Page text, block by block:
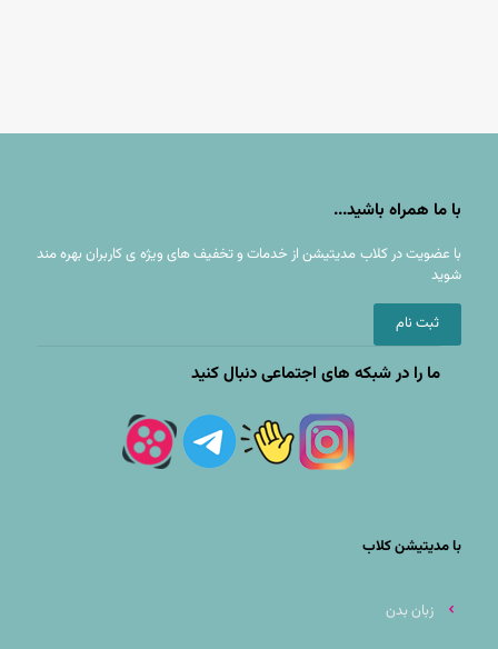
با ما همراه باشید...
با عضويت در کلاب مدیتیشن از خدمات و تخفيف های ويژه ى كاربران بهره مند
شوید
ثبت نام
ما را در شبکه های اجتماعی دنبال کنید
با مدیتیشن کلاب
زبان بدن